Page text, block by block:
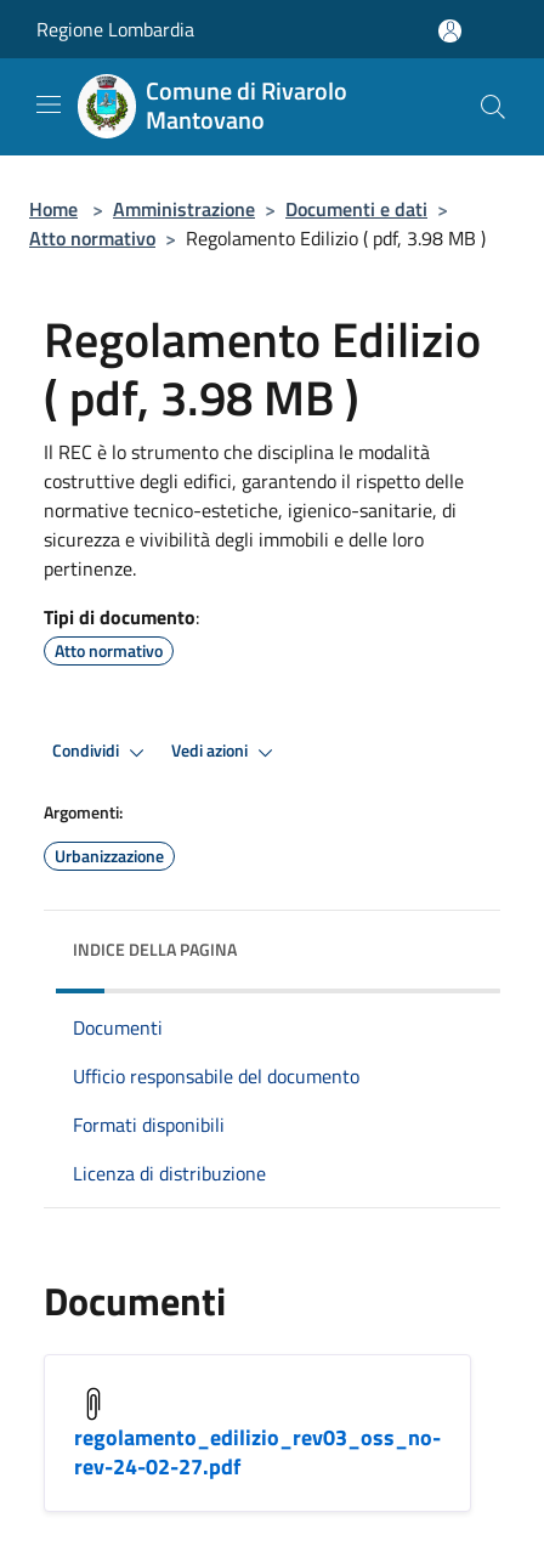
Regione Lombardia
Comune di Rivarolo
Mantovano
Home > Amministrazione > Documenti e dati >
Atto normativo > Regolamento Edilizio ( pdf, 3.98 MB )
Regolamento Edilizio
( pdf, 3.98 MB )
Il REC è lo strumento che disciplina le modalità
costruttive degli edifici, garantendo il rispetto delle
normative tecnico-estetiche, igienico-sanitarie, di
sicurezza e vivibilità degli immobili e delle loro
pertinenze.
Tipi di documento:
Atto normativo
Condividi Vedi azioni
Argomenti:
Urbanizzazione
INDICE DELLA PAGINA
Documenti
Ufficio responsabile del documento
Formati disponibili
Licenza di distribuzione
Documenti
regolamento_edilizio_rev03_oss_no-
rev-24-02-27.pdf